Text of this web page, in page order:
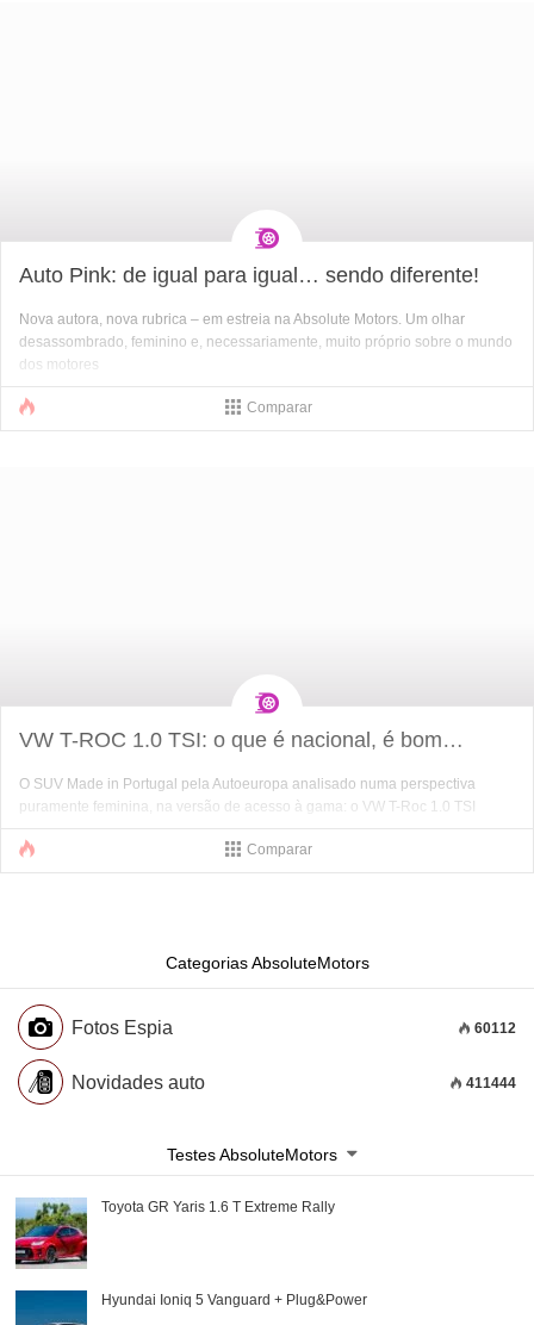
Auto Pink: de igual para igual… sendo diferente!
Nova autora, nova rubrica – em estreia na Absolute Motors. Um olhar
desassombrado, feminino e, necessariamente, muito próprio sobre o mundo
dos motores
Comparar
VW T-ROC 1.0 TSI: o que é nacional, é bom…
O SUV Made in Portugal pela Autoeuropa analisado numa perspectiva
puramente feminina, na versão de acesso à gama: o VW T-Roc 1.0 TSI
Comparar
Categorias AbsoluteMotors
60112
Fotos Espia
411444
Novidades auto
Testes AbsoluteMotors
Toyota GR Yaris 1.6 T Extreme Rally
Hyundai Ioniq 5 Vanguard + Plug&Power